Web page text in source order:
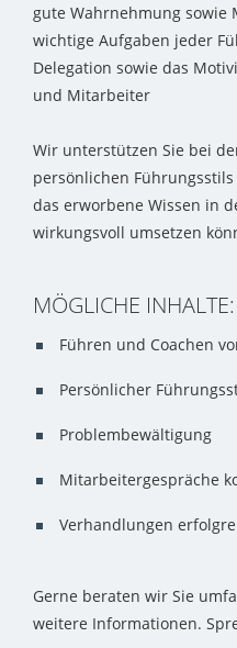
gute Wahrnehmung sowie
wichtige Aufgaben jeder
Delegation sowie das
und Mitarbeiter
Wir unterstützen Sie bei
persönlichen
das erworbene Wissen in
wirkungsvoll umsetzen
MÖGLICHE INHALTE:
Führen und Coachen
Persönlicher
Problembewältigung
Mitarbeitergespräche
Verhandlungen
Gerne beraten wir Sie
weitere Informationen.